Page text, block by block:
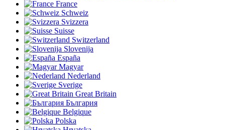
France
Schweiz
Svizzera
Suisse
Switzerland
Slovenija
España
Magyar
Nederland
Sverige
Great Britain
България
Belgique
Polska